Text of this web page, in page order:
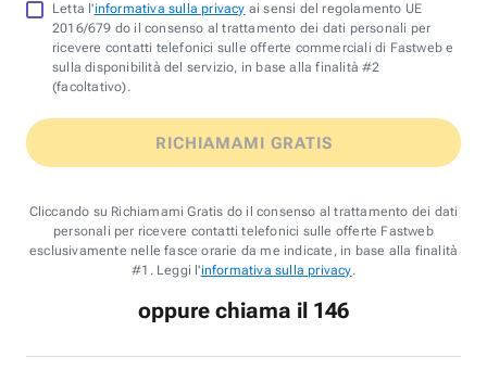
Letta l'informativa sulla privacy ai sensi del regolamento UE
2016/679 do il consenso al trattamento dei dati personali per
ricevere contatti telefonici sulle offerte commerciali di Fastweb e
sulla disponibilità del servizio, in base alla finalità #2
(facoltativo).
RICHIAMAMI GRATIS
Cliccando su Richiamami Gratis do il consenso al trattamento dei dati
personali per ricevere contatti telefonici sulle offerte Fastweb
esclusivamente nelle fasce orarie da me indicate, in base alla finalità
#1. Leggi l'informativa sulla privacy.
oppure chiama il 146